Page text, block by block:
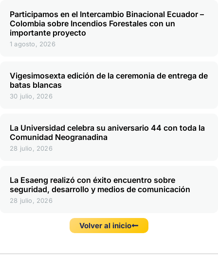
Participamos en el Intercambio Binacional Ecuador –
Colombia sobre Incendios Forestales con un
importante proyecto
1 agosto, 2026
Vigesimosexta edición de la ceremonia de entrega de
batas blancas
30 julio, 2026
La Universidad celebra su aniversario 44 con toda la
Comunidad Neogranadina
28 julio, 2026
La Esaeng realizó con éxito encuentro sobre
seguridad, desarrollo y medios de comunicación
28 julio, 2026
Volver al inicio